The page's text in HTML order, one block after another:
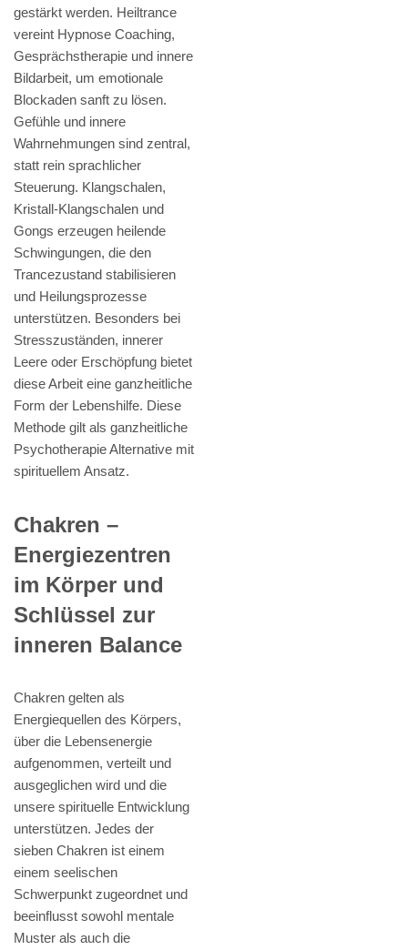
gestärkt werden. Heiltrance
vereint Hypnose Coaching,
Gesprächstherapie und innere
Bildarbeit, um emotionale
Blockaden sanft zu lösen.
Gefühle und innere
Wahrnehmungen sind zentral,
statt rein sprachlicher
Steuerung. Klangschalen,
Kristall-Klangschalen und
Gongs erzeugen heilende
Schwingungen, die den
Trancezustand stabilisieren
und Heilungsprozesse
unterstützen. Besonders bei
Stresszuständen, innerer
Leere oder Erschöpfung bietet
diese Arbeit eine ganzheitliche
Form der Lebenshilfe. Diese
Methode gilt als ganzheitliche
Psychotherapie Alternative mit
spirituellem Ansatz.
Chakren –
Energiezentren
im Körper und
Schlüssel zur
inneren Balance
Chakren gelten als
Energiequellen des Körpers,
über die Lebensenergie
aufgenommen, verteilt und
ausgeglichen wird und die
unsere spirituelle Entwicklung
unterstützen. Jedes der
sieben Chakren ist einem
einem seelischen
Schwerpunkt zugeordnet und
beeinflusst sowohl mentale
Muster als auch die